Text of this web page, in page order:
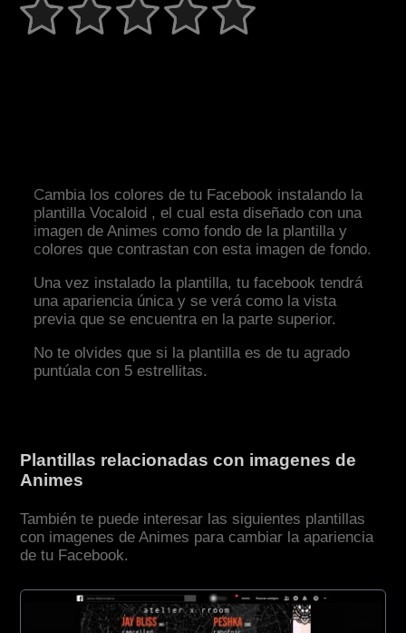
Cambia los colores de tu Facebook instalando la
plantilla Vocaloid , el cual esta diseñado con una
imagen de Animes como fondo de la plantilla y
colores que contrastan con esta imagen de fondo.
Una vez instalado la plantilla, tu facebook tendrá
una apariencia única y se verá como la vista
previa que se encuentra en la parte superior.
No te olvides que si la plantilla es de tu agrado
puntúala con 5 estrellitas.
Plantillas relacionadas con imagenes de
Animes
También te puede interesar las siguientes plantillas
con imagenes de Animes para cambiar la apariencia
de tu Facebook.